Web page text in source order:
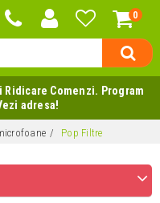
0
Comenzi. Program
adresa!
Pop Filtre